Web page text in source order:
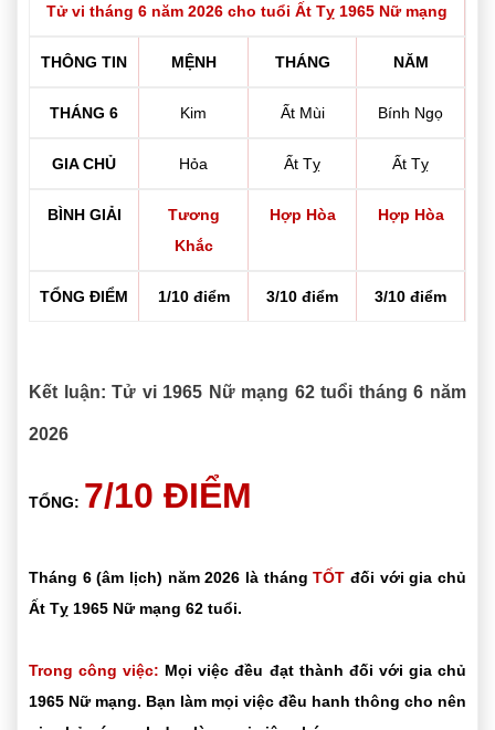
Tử vi tháng 6 năm 2026 cho tuổi Ất Tỵ 1965 Nữ mạng
THÔNG TIN MỆNH THÁNG NĂM
THÁNG 6 Kim Ất Mùi Bính Ngọ
GIA CHỦ Hỏa Ất Tỵ Ất Tỵ
BÌNH GIẢI
Tương
Khắc
Hợp Hòa Hợp Hòa
TỔNG ĐIỂM 1/10 điểm 3/10 điểm 3/10 điểm
Kết luận: Tử vi 1965 Nữ mạng 62 tuổi tháng 6 năm
2026
TỔNG: 7/10 ĐIỂM
Tháng 6 (âm lịch) năm 2026 là thángTỐT đối với gia chủ
Ất Tỵ 1965 Nữ mạng 62 tuổi.
Trong công việc: Mọi việc đều đạt thành đối với gia chủ
1965 Nữ mạng. Bạn làm mọi việc đều hanh thông cho nên